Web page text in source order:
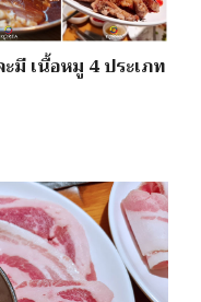
มี เนื้อหมู 4 ประเภท